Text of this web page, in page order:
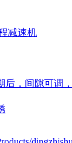
减速机
后，间隙可调